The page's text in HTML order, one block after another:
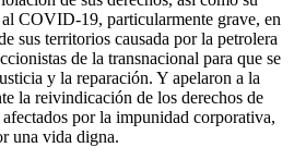
COVID-19, particularmente grave, en
sus territorios causada por la petrolera
de la transnacional para que se
y la reparación. Y apelaron a la
la reivindicación de los derechos de
por la impunidad corporativa,
una vida digna.